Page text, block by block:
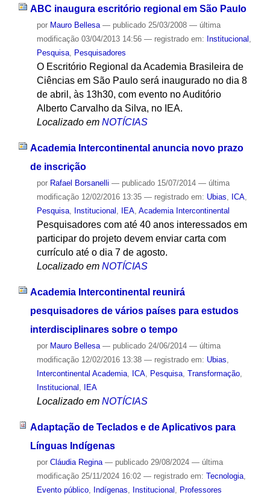
ABC inaugura escritório regional em São Paulo
por Mauro Bellesa — publicado25/03/2008 — última
modificação03/04/2013 14:56 — registrado em: Institucional ,
Pesquisa, Pesquisadores
O Escritório Regional da Academia Brasileira de
Ciências em São Paulo será inaugurado no dia 8
de abril, às 13h30, com evento no Auditório
Alberto Carvalho da Silva, no IEA.
Localizado em NOTÍCIAS
Academia Intercontinental anuncia novo prazo
de inscrição
por Rafael Borsanelli — publicado15/07/2014 — última
modificação12/02/2016 13:35 — registrado em: Ubias, ICA,
Pesquisa, Institucional , IEA, Academia Intercontinental
Pesquisadores com até 40 anos interessados em
participar do projeto devem enviar carta com
currículo até o dia 7 de agosto.
Localizado em NOTÍCIAS
Academia Intercontinental reunirá
pesquisadores de vários países para estudos
interdisciplinares sobre o tempo
por Mauro Bellesa — publicado24/06/2014 — última
modificação12/02/2016 13:38 — registrado em: Ubias
Intercontinental Academia, ICA, Pesquisa, Transformação,
Institucional
IEA
Localizado em NOTÍCIAS
Adaptação de Teclados e de Aplicativos para
Línguas Indígenas
por Cláudia Regina — publicado29/08/2024 — última
modificação25/11/2024 16:02 — registrado em: Tecnologia,
Evento público, Indígenas Institucional
Professores